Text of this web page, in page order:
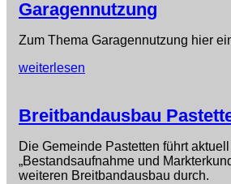
Garagennutzung
Zum Thema Garagennutzung hier
weiterlesen
Breitbandausbau
Die Gemeinde Pastetten führt
„Bestandsaufnahme und
weiteren Breitbandausbau durch.